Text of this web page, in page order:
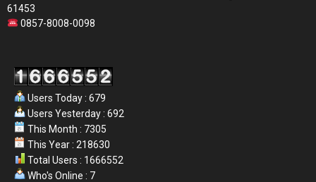
61453
0857-8008-0098
Users Today : 679
Users Yesterday : 692
This Month : 7305
This Year : 218630
Total Users : 1666552
Who's Online : 7